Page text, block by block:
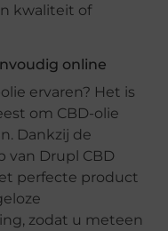
kwaliteit of
online
ervaren? Het is
om CBD-olie
Dankzij de
van Drupl CBD
perfecte product
zodat u meteen